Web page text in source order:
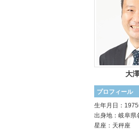
大
プロフィール
生年月日：
出身地：岐阜県
星座：天秤座